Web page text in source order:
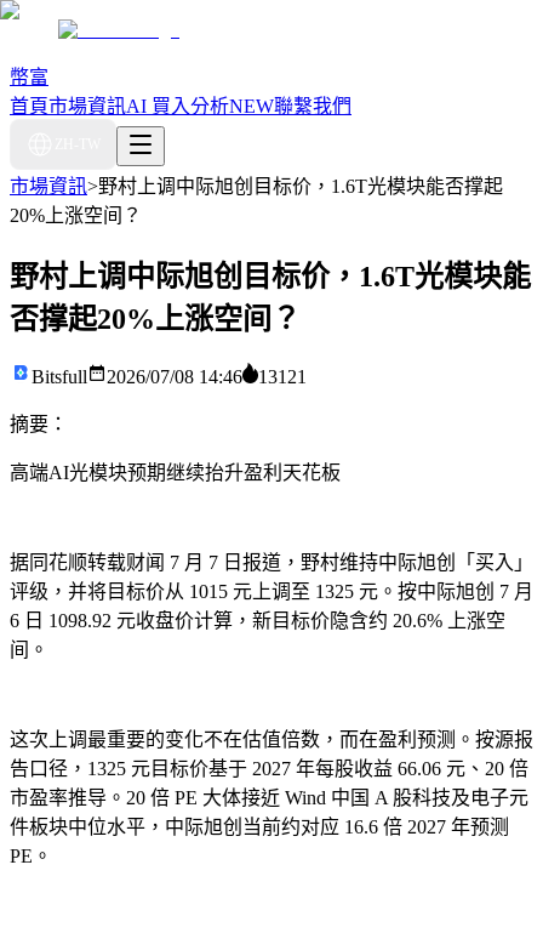
幣富
首頁市場資訊AI 買入分析NEW聯繫我們
市場資訊>野村上调中际旭创目标价，1.6T光模块能否撑起
20%上涨空间？
野村上调中际旭创目标价，1.6T光模块能
否撑起20%上涨空间？
Bitsfull 2026/07/08 14:46 13121
摘要：
高端AI光模块预期继续抬升盈利天花板
据同花顺转载财闻 7 月 7 日报道，野村维持中际旭创「买入」
评级，并将目标价从 1015 元上调至 1325 元。按中际旭创 7 月
6 日 1098.92 元收盘价计算，新目标价隐含约 20.6% 上涨空
间。
这次上调最重要的变化不在估值倍数，而在盈利预测。按源报
告口径，1325 元目标价基于 2027 年每股收益 66.06 元、20 倍
市盈率推导。20 倍 PE 大体接近 Wind 中国 A 股科技及电子元
件板块中位水平，中际旭创当前约对应 16.6 倍 2027 年预测
PE。